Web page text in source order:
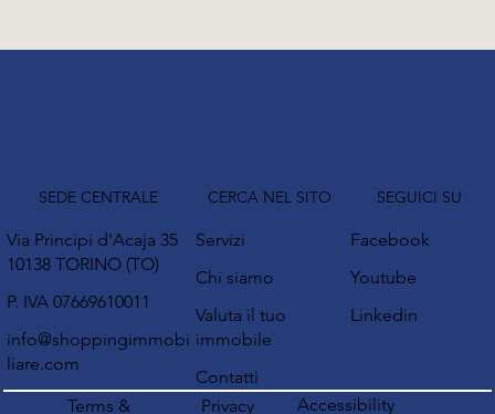
info@shoppingimmobi
liare.com
SEDE CENTRALE
Via Principi d'Acaja 35
10138 TORINO (TO)
P. IVA 07669610011
CERCA NEL SITO
Servizi
Chi siamo
Valuta il tuo
immobile
Contatti
SEGUICI SU
Facebook
Youtube
Linkedin
Terms & Privacy Accessibility